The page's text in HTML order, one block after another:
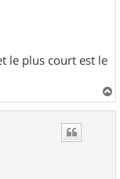
le plus court est le
a